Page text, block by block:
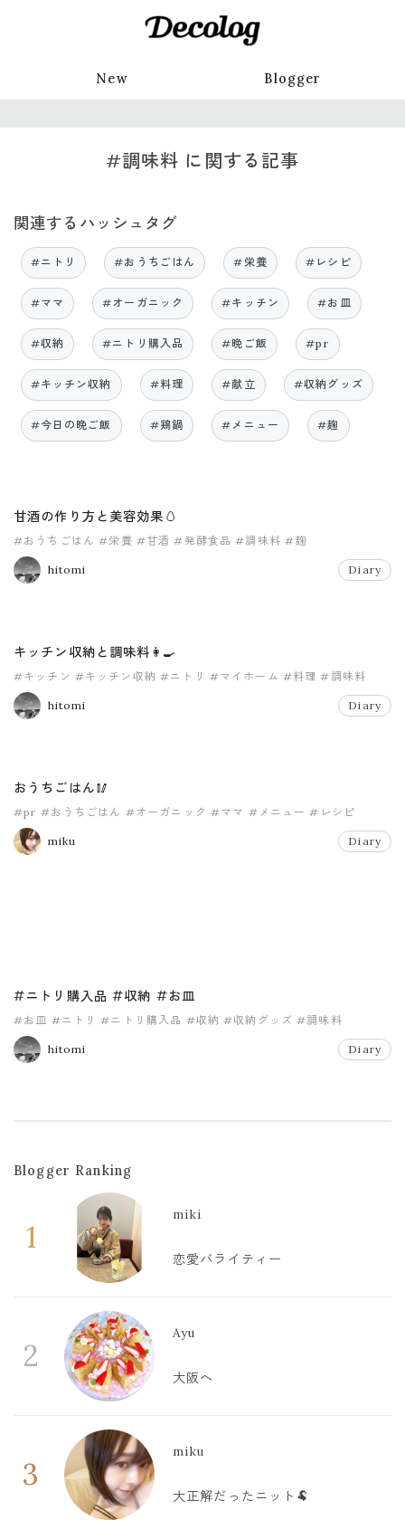
New Blogger
#調味料 に関する記事
関連するハッシュタグ
#ニトリ #おうちごはん #栄養 #レシピ
#ママ #オーガニック #キッチン #お皿
#収納 #ニトリ購入品 #晩ご飯 #pr
#キッチン収納 #料理 #献立 #収納グッズ
#今日の晩ご飯 #鶏鍋 #メニュー #麹
甘酒の作り方と美容効果🥚
#おうちごはん #栄養 #甘酒 #発酵食品 #調味料 #麹
hitomi Diary
キッチン収納と調味料👩‍🍳
#キッチン #キッチン収納 #ニトリ #マイホーム #料理 #調味料
hitomi Diary
おうちごはん🥢
#pr #おうちごはん #オーガニック #ママ #メニュー #レシピ
miku Diary
#ニトリ購入品 #収納 #お皿
#お皿 #ニトリ #ニトリ購入品 #収納 #収納グッズ #調味料
hitomi Diary
Blogger Ranking
1
miki
恋愛バライティー
2
Ayu
大阪へ
3
miku
大正解だったニット🐏